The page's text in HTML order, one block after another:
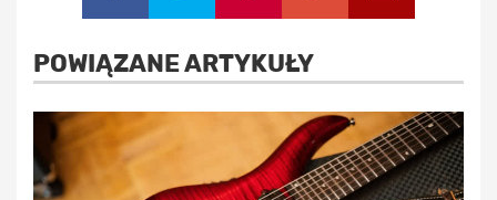
POWIĄZANE ARTYKUŁY